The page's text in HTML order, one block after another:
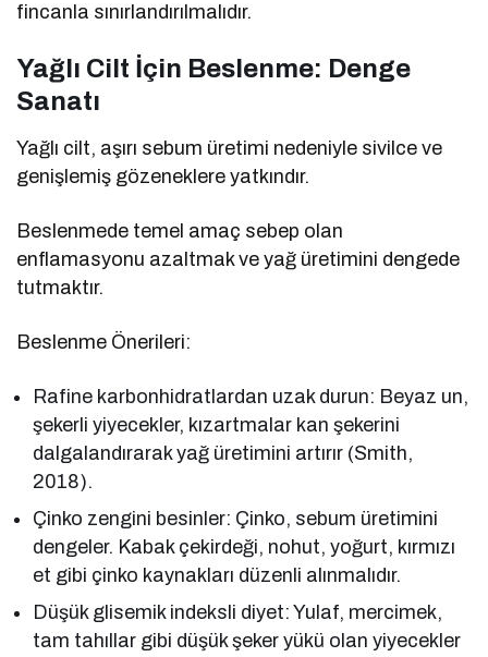
fincanla sınırlandırılmalıdır.
Yağlı Cilt İçin Beslenme: Denge
Sanatı
Yağlı cilt, aşırı sebum üretimi nedeniyle sivilce ve
genişlemiş gözeneklere yatkındır.
Beslenmede temel amaç sebep olan
enflamasyonu azaltmak ve yağ üretimini dengede
tutmaktır.
Beslenme Önerileri:
Rafine karbonhidratlardan uzak durun: Beyaz un,
şekerli yiyecekler, kızartmalar kan şekerini
dalgalandırarak yağ üretimini artırır (Smith,
2018).
Çinko zengini besinler: Çinko, sebum üretimini
dengeler. Kabak çekirdeği, nohut, yoğurt, kırmızı
et gibi çinko kaynakları düzenli alınmalıdır.
Düşük glisemik indeksli diyet: Yulaf, mercimek,
tam tahıllar gibi düşük şeker yükü olan yiyecekler